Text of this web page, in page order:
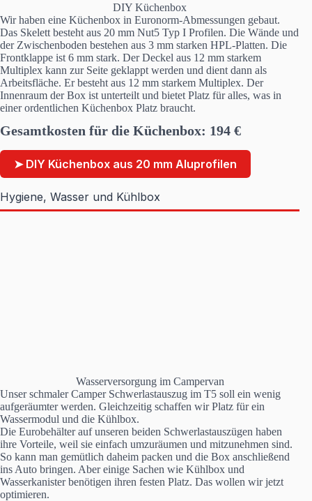
DIY Küchenbox
Wir haben eine Küchenbox in Euronorm-Abmessungen gebaut.
Das Skelett besteht aus 20 mm Nut5 Typ I Profilen. Die Wände und
der Zwischenboden bestehen aus 3 mm starken HPL-Platten. Die
Frontklappe ist 6 mm stark. Der Deckel aus 12 mm starkem
Multiplex kann zur Seite geklappt werden und dient dann als
Arbeitsfläche. Er besteht aus 12 mm starkem Multiplex. Der
Innenraum der Box ist unterteilt und bietet Platz für alles, was in
einer ordentlichen Küchenbox Platz braucht.
Gesamtkosten für die Küchenbox: 194 €
➤ DIY Küchenbox aus 20 mm Aluprofilen
Hygiene, Wasser und Kühlbox
Wasserversorgung im Campervan
Unser schmaler Camper Schwerlastauszug im T5 soll ein wenig
aufgeräumter werden. Gleichzeitig schaffen wir Platz für ein
Wassermodul und die Kühlbox.
Die Eurobehälter auf unseren beiden Schwerlastauszügen haben
ihre Vorteile, weil sie einfach umzuräumen und mitzunehmen sind.
So kann man gemütlich daheim packen und die Box anschließend
ins Auto bringen. Aber einige Sachen wie Kühlbox und
Wasserkanister benötigen ihren festen Platz. Das wollen wir jetzt
optimieren.